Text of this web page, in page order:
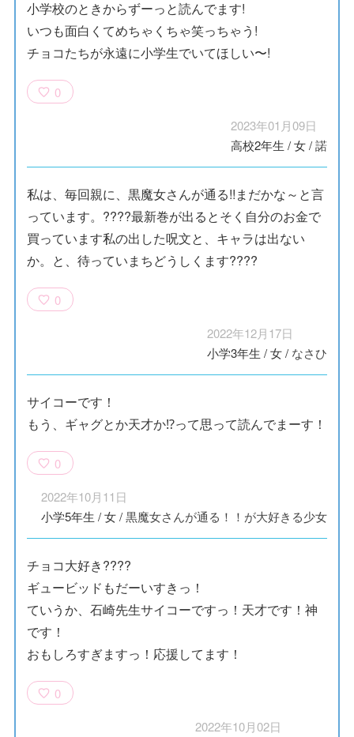
小学校のときからずーっと読んでます!
いつも面白くてめちゃくちゃ笑っちゃう!
チョコたちが永遠に小学生でいてほしい〜!
0
2023年01月09日
高校2年生 /女/諾
私は、毎回親に、黒魔女さんが通る!!まだかな～と言
っています。????最新巻が出るとそく自分のお金で
買っています私の出した呪文と、キャラは出ない
か。と、待っていまちどうしくます????
0
2022年12月17日
小学3年生 /女/ なさひ
サイコーです！
もう、ギャグとか天才か⁉️って思って読んでまーす！
0
2022年10月11日
小学5年生 /女/黒魔女さんが通る！！が大好きる少女
チョコ大好き????
ギュービッドもだーいすきっ！
ていうか、石崎先生サイコーですっ！天才です！神
です！
おもしろすぎますっ！応援してます！
0
2022年10月02日